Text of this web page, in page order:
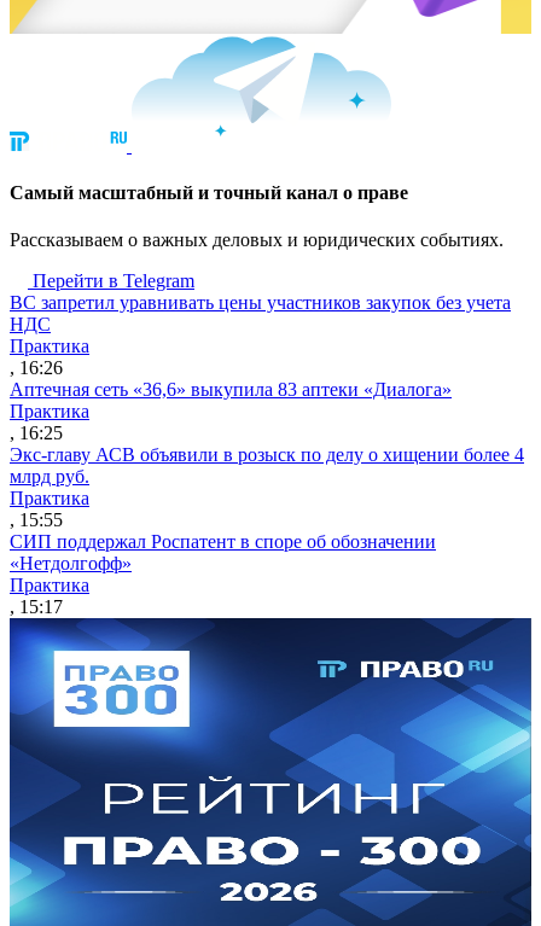
Cамый масштабный и точный канал о праве
Рассказываем о важных деловых и юридических событиях.
Перейти в Telegram
ВС запретил уравнивать цены участников закупок без учета
НДС
Практика
, 16:26
Аптечная сеть «36,6» выкупила 83 аптеки «Диалога»
Практика
, 16:25
Экс-главу АСВ объявили в розыск по делу о хищении более 4
млрд руб.
Практика
, 15:55
СИП поддержал Роспатент в споре об обозначении
«Нетдолгофф»
Практика
, 15:17